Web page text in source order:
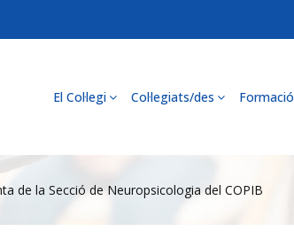
El Col·legi Col·legiats/des Formació
de la Secció de Neuropsicologia del COPIB